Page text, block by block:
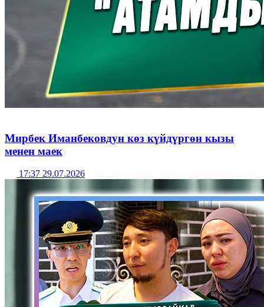
Мирбек Иманбековдун көз күйдүргөн кызы
менен маек
17:37 29.07.2026